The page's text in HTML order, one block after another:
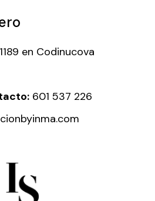
en Codinucova
601 537 226